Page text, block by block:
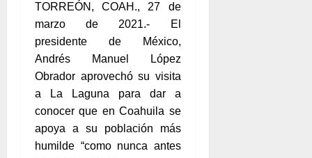
TORREÓN, COAH., 27 de
marzo de 2021.- El
presidente de México,
Andrés Manuel López
Obrador aprovechó su visita
a La Laguna para dar a
conocer que en Coahuila se
apoya a su población más
humilde “como nunca antes